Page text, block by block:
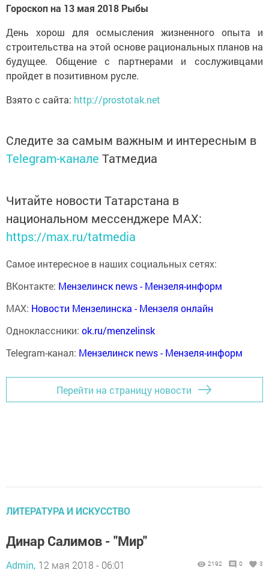
Гороскоп на 13 мая 2018 Рыбы
День хорош для осмысления жизненного опыта и
строительства на этой основе рациональных планов на
будущее. Общение с партнерами и сослуживцами
пройдет в позитивном русле.
Взято с сайта: http://prostotak.net
Следите за самым важным и интересным в
Telegram-канале Татмедиа
Читайте новости Татарстана в
национальном мессенджере MАХ:
https://max.ru/tatmedia
Самое интересное в наших социальных сетях:
ВКонтакте: Мензелинск news - Мензеля-информ
MAX: Новости Мензелинска - Мензеля онлайн
Одноклассники: ok.ru/menzelinsk
Telegram-канал: Мензелинск news - Мензеля-информ
Перейти на страницу новости
ЛИТЕРАТУРА И ИСКУССТВО
Динар Салимов - "Мир"
Admin, 12 мая 2018 - 06:01 2192 0 3